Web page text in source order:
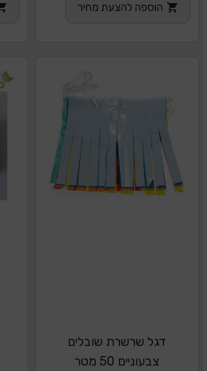
הוספה להצעת מחיר
דגל שרשרת שובלים
צבעוניים 50 מטר